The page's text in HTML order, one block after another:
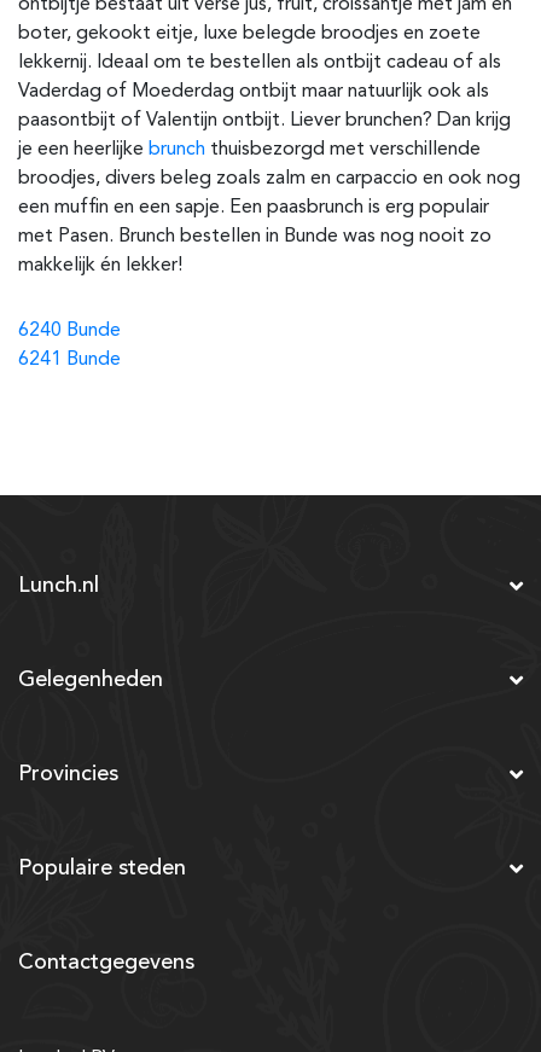
ontbijtje bestaat uit verse jus, fruit, croissantje met jam en
boter, gekookt eitje, luxe belegde broodjes en zoete
lekkernij. Ideaal om te bestellen als ontbijt cadeau of als
Vaderdag of Moederdag ontbijt maar natuurlijk ook als
paasontbijt of Valentijn ontbijt. Liever brunchen? Dan krijg
je een heerlijke brunch thuisbezorgd met verschillende
broodjes, divers beleg zoals zalm en carpaccio en ook nog
een muffin en een sapje. Een paasbrunch is erg populair
met Pasen. Brunch bestellen in Bunde was nog nooit zo
makkelijk én lekker!
6240 Bunde
6241 Bunde
Lunch.nl
Gelegenheden
Provincies
Populaire steden
Contactgegevens